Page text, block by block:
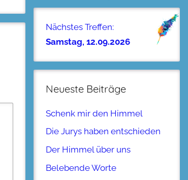
Nächstes Treffen:
Samstag, 12.09.2026
Neueste Beiträge
Schenk mir den Himmel
Die Jurys haben entschieden
Der Himmel über uns
Belebende Worte